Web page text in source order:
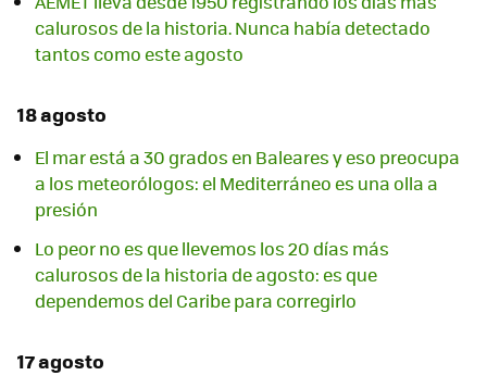
calurosos de la historia. Nunca había detectado
tantos como este agosto
18 agosto
El mar está a 30 grados en Baleares y eso preocupa
a los meteorólogos: el Mediterráneo es una olla a
presión
Lo peor no es que llevemos los 20 días más
calurosos de la historia de agosto: es que
dependemos del Caribe para corregirlo
17 agosto